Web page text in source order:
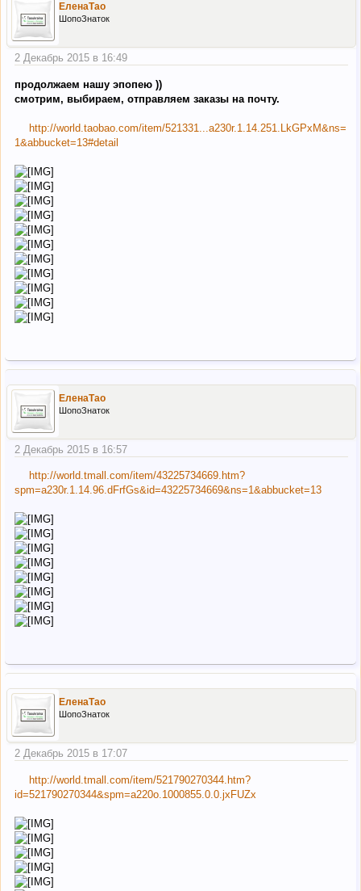
ЕленаТао
ШопоЗнаток
2 Декабрь 2015 в 16:49
продолжаем нашу эпопею ))
смотрим, выбираем, отправляем заказы на почту.
http://world.taobao.com/item/521331...a230r.1.14.251.LkGPxM&ns=
1&abbucket=13#detail
ЕленаТао
ШопоЗнаток
2 Декабрь 2015 в 16:57
http://world.tmall.com/item/43225734669.htm?
spm=a230r.1.14.96.dFrfGs&id=43225734669&ns=1&abbucket=13
ЕленаТао
ШопоЗнаток
2 Декабрь 2015 в 17:07
http://world.tmall.com/item/521790270344.htm?
id=521790270344&spm=a220o.1000855.0.0.jxFUZx